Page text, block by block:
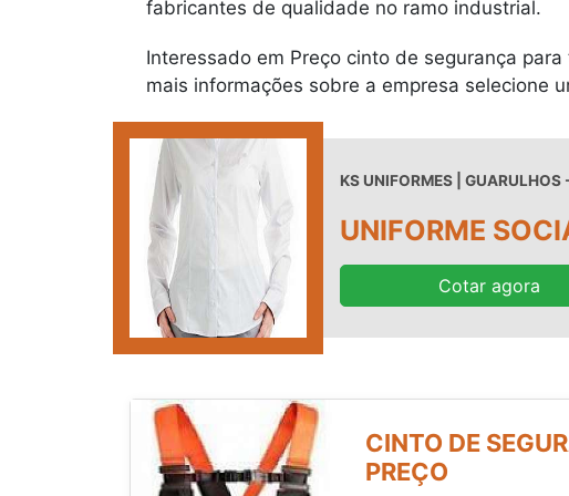
fabricantes de qualidade no ramo industrial.
Interessado em Preço cinto de segurança
mais informações sobre a empresa selecione
KS UNIFORMES | GUARULHOS
UNIFORME
Cotar agora
CINTO DE
PREÇO